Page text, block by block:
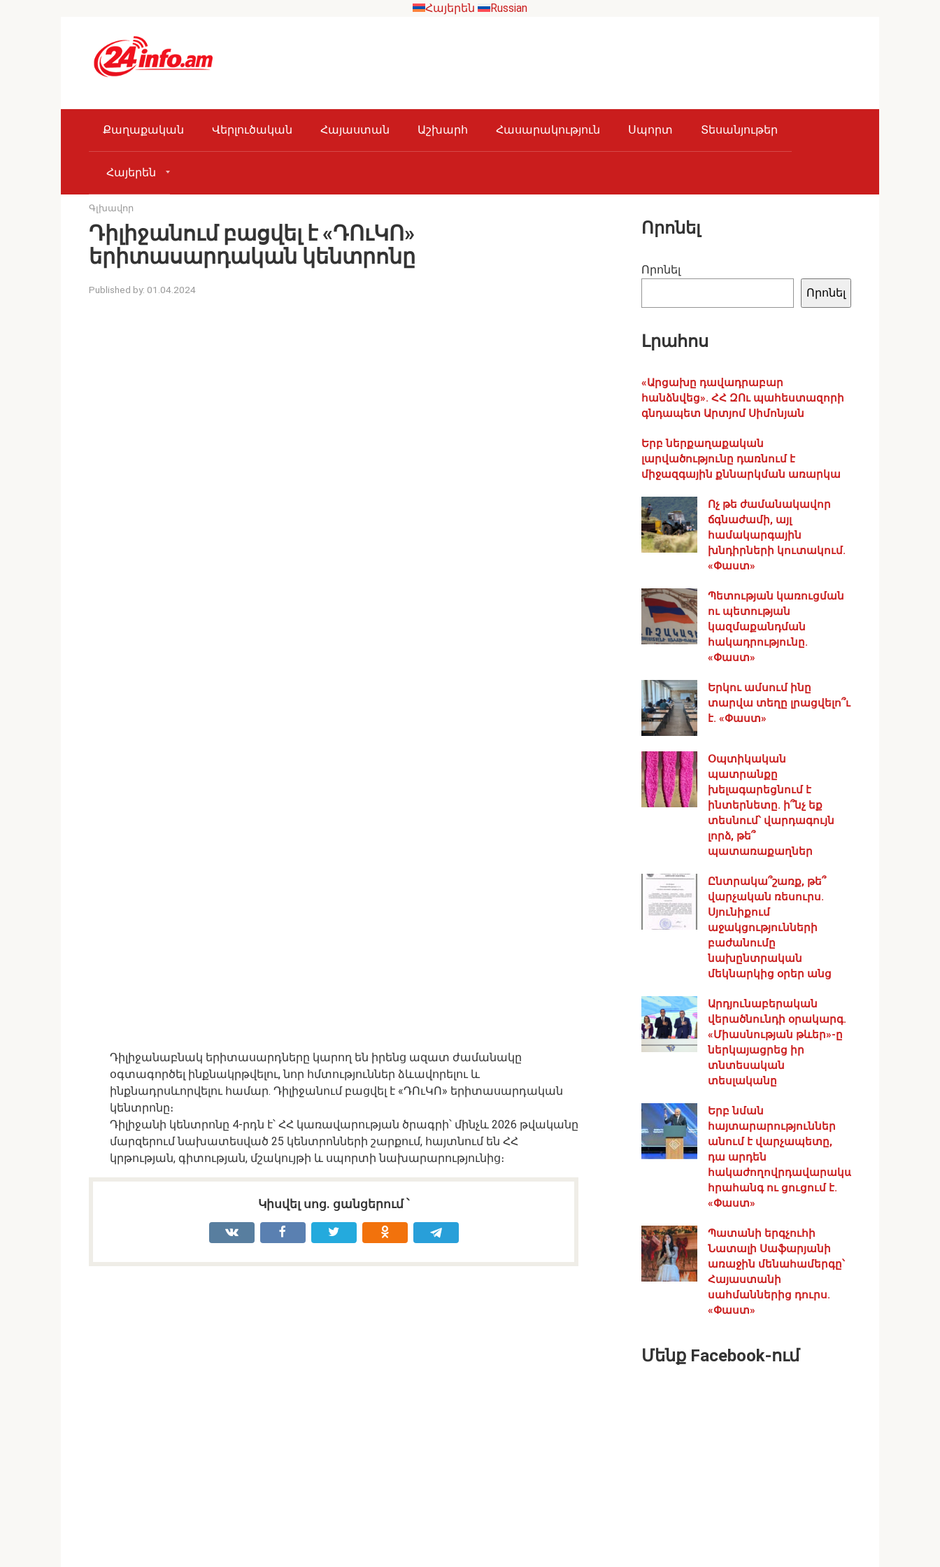
Հայերեն Russian
Քաղաքական Վերլուծական Հայաստան Աշխարհ Հասարակություն Սպորտ Տեսանյութեր
Հայերեն
Գլխավոր
Դիլիջանում բացվել է «ԴՈւԿՈ»
երիտասարդական կենտրոնը
Published by: 01.04.2024
Դիլիջանաբնակ երիտասարդները կարող են իրենց ազատ ժամանակը
օգտագործել ինքնակրթվելու, նոր հմտություններ ձևավորելու և
ինքնադրսևորվելու համար․ Դիլիջանում բացվել է «ԴՈւԿՈ» երիտասարդական
կենտրոնը։
Դիլիջանի կենտրոնը 4-րդն է՝ ՀՀ կառավարության ծրագրի՝ մինչև 2026 թվականը
մարզերում նախատեսված 25 կենտրոնների շարքում, հայտնում են ՀՀ
կրթության, գիտության, մշակույթի և սպորտի նախարարությունից։
Կիսվել սոց․ ցանցերում ՝
Որոնել
Որոնել
Որոնել
Լրահոս
«Արցախը դավադրաբար
հանձնվեց». ՀՀ ԶՈւ պահեստազորի
գնդապետ Արտյոմ Սիմոնյան
Երբ ներքաղաքական
լարվածությունը դառնում է
միջազգային քննարկման առարկա
Ոչ թե ժամանակավոր
ճգնաժամի, այլ
համակարգային
խնդիրների կուտակում.
«Փաստ»
Պետության կառուցման
ու պետության
կազմաքանդման
հակադրությունը.
«Փաստ»
Երկու ամսում ինը
տարվա տեղը լրացվելո՞ւ
է. «Փաստ»
Օպտիկական
պատրանքը
խելագարեցնում է
ինտերնետը. ի՞նչ եք
տեսնում՝ վարդագույն
լորձ, թե՞
պատառաքաղներ
Ընտրակա՞շառք, թե՞
վարչական ռեսուրս․
Սյունիքում
աջակցությունների
բաժանումը
նախընտրական
մեկնարկից օրեր անց
Արդյունաբերական
վերածնունդի օրակարգ․
«Միասնության թևեր»-ը
ներկայացրեց իր
տնտեսական
տեսլականը
Երբ նման
հայտարարություններ
անում է վարչապետը,
դա արդեն
հակաժողովրդավարական
հրահանգ ու ցուցում է.
«Փաստ»
Պատանի երգչուհի
Նատալի Սաֆարյանի
առաջին մենահամերգը՝
Հայաստանի
սահմաններից դուրս.
«Փաստ»
Մենք Facebook-ում